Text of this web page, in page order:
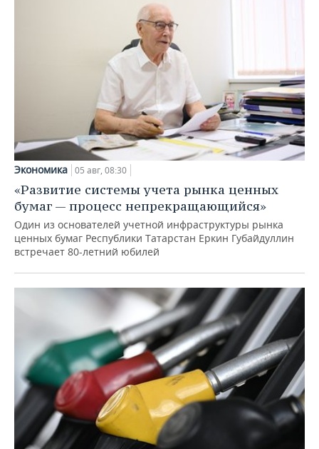
Экономика 05 авг, 08:30
«Развитие системы учета рынка ценных
бумаг — процесс непрекращающийся»
Один из основателей учетной инфраструктуры рынка
ценных бумаг Республики Татарстан Еркин Губайдуллин
встречает 80-летний юбилей